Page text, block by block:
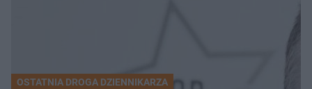
OSTATNIA DROGA DZIENNIKARZA